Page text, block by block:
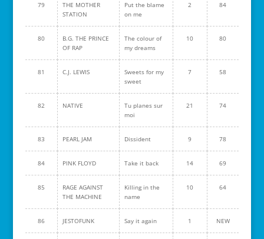
79
THE MOTHER
STATION
Put the blame
on me
2 84
80
B.G. THE PRINCE
OF RAP
The colour of
my dreams
10 80
81 C.J. LEWIS
Sweets for my
sweet
7 58
82 NATIVE
Tu planes sur
moi
21 74
83 PEARL JAM Dissident 9 78
84 PINK FLOYD Take it back 14 69
85
RAGE AGAINST
THE MACHINE
Killing in the
name
10 64
86 JESTOFUNK Say it again 1 NEW